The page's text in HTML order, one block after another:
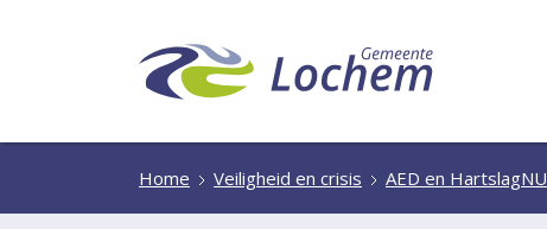
Home Veiligheid en crisis AED en HartslagNU